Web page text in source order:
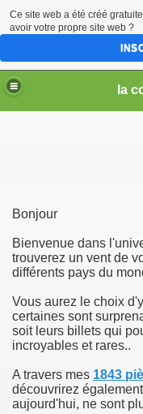
la
Bonjour
Bienvenue dans
trouverez un vent de
différents pays du
Vous aurez le choix
certaines sont
soit leurs billets qui
incroyables et rares..
A travers mes 1843
découvrirez
aujourd'hui, ne sont
Ce site web a été créé
avoir votre propre site web ?